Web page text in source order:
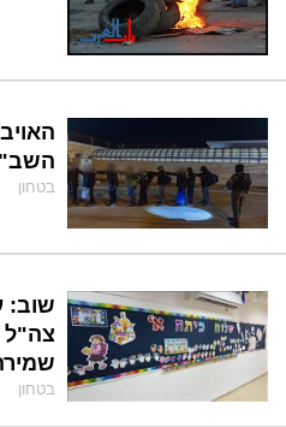
בטחון
שוב:
צה"ל
בטחון